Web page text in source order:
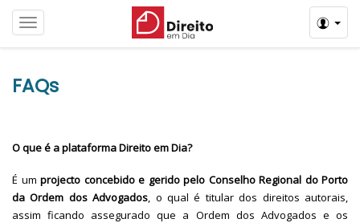
Menú
FAQs
O que é a plataforma Direito em Dia?
É um projecto concebido e gerido pelo Conselho Regional do Porto
da Ordem dos Advogados, o qual é titular dos direitos autorais,
assim ficando assegurado que a Ordem dos Advogados e os